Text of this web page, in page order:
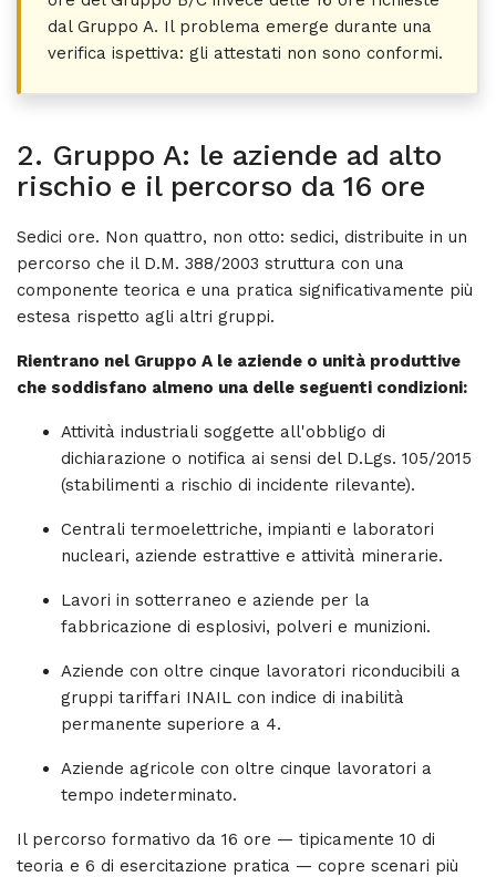
dal Gruppo A. Il problema emerge durante una
verifica ispettiva: gli attestati non sono conformi.
2. Gruppo A: le aziende ad alto
rischio e il percorso da 16 ore
Sedici ore. Non quattro, non otto: sedici, distribuite in un
percorso che il D.M. 388/2003 struttura con una
componente teorica e una pratica significativamente più
estesa rispetto agli altri gruppi.
Rientrano nel Gruppo A le aziende o unità produttive
che soddisfano almeno una delle seguenti condizioni:
Attività industriali soggette all'obbligo di
dichiarazione o notifica ai sensi del D.Lgs. 105/2015
(stabilimenti a rischio di incidente rilevante).
Centrali termoelettriche, impianti e laboratori
nucleari, aziende estrattive e attività minerarie.
Lavori in sotterraneo e aziende per la
fabbricazione di esplosivi, polveri e munizioni.
Aziende con oltre cinque lavoratori riconducibili a
gruppi tariffari INAIL con indice di inabilità
permanente superiore a 4.
Aziende agricole con oltre cinque lavoratori a
tempo indeterminato.
Il percorso formativo da 16 ore — tipicamente 10 di
teoria e 6 di esercitazione pratica — copre scenari più